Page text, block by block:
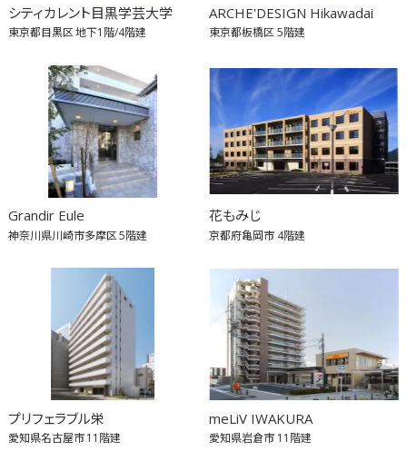
シティカレント目黒学芸大学
東京都目黒区地下1階/4階建
ARCHE'DESIGN Hikawadai
東京都板橋区5階建
Grandir Eule
神奈川県川崎市多摩区5階建
花もみじ
京都府亀岡市 4階建
プリフェラブル栄
愛知県名古屋市11階建
meLiV IWAKURA
愛知県岩倉市 11階建